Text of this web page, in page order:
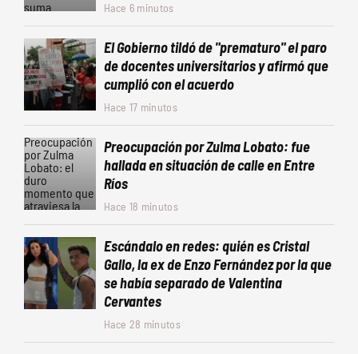
Hace 6 minutos
El Gobierno tildó de "prematuro" el paro
de docentes universitarios y afirmó que
cumplió con el acuerdo
Hace 17 minutos
Preocupación por Zulma Lobato: fue
hallada en situación de calle en Entre
Ríos
Hace 18 minutos
Escándalo en redes: quién es Cristal
Gallo, la ex de Enzo Fernández por la que
se había separado de Valentina
Cervantes
Hace 28 minutos